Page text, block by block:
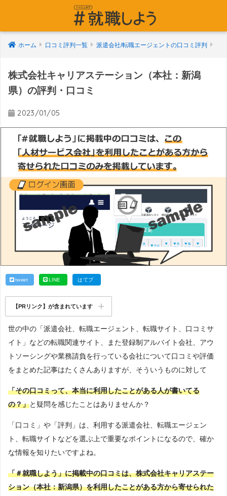
ホーム 口コミ評判一覧 派遣会社/転職エージェントの口コミ評判
株式会社キャリアステーション（本社：新潟
県）の評判・口コミ
2023/01/05
tweet LINE はてブ
【PRリンク】が含まれています
世の中の「派遣会社、転職エージェント、転職サイト、口コミサ
イト」などの転職関連サイト、また登録制アルバイト会社、アウ
トソーシングや業務請負を行っている会社について口コミや評価
をまとめた記事はたくさんありますが、そういうものに対して
「その口コミって、本当に利用したことがある人が書いてる
の？」と疑問を感じたことはありませんか？
「口コミ」や「評判」は、利用する派遣会社、転職エージェン
ト、転職サイトなどを選ぶ上で重要なポイントになるので、確か
な情報を知りたいですよね。
「＃就職しよう」に掲載中の口コミは、株式会社キャリアステー
ション（本社：新潟県）を利用したことがある方から寄せられた